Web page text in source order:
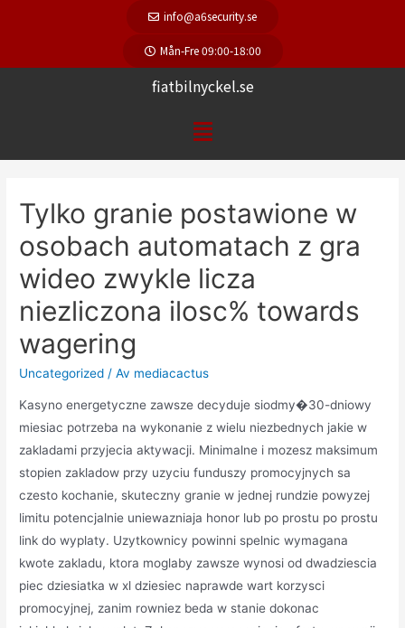
info@a6security.se
Mån-Fre 09:00-18:00
fiatbilnyckel.se
Tylko granie postawione w
osobach automatach z gra
wideo zwykle licza
niezliczona ilosc% towards
wagering
Uncategorized / Av mediacactus
Kasyno energetyczne zawsze decyduje siodmy�30-dniowy
miesiac potrzeba na wykonanie z wielu niezbednych jakie w
zakladami przyjecia aktywacji. Minimalne i mozesz maksimum
stopien zakladow przy uzyciu funduszy promocyjnych sa
czesto kochanie, skuteczny granie w jednej rundzie powyzej
limitu potencjalnie uniewazniaja honor lub po prostu po prostu
link do wyplaty. Uzytkownicy powinni spelnic wymagana
kwote zakladu, ktora moglaby zawsze wynosi od dwadziescia
piec dziesiatka w xl dziesiec naprawde wart korzysci
promocyjnej, zanim rowniez beda w stanie dokonac